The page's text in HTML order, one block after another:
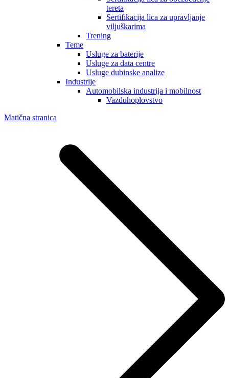
tereta
Sertifikacija lica za upravljanje
viljuškarima
Trening
Teme
Usluge za baterije
Usluge za data centre
Usluge dubinske analize
Industrije
Automobilska industrija i mobilnost
Vazduhoplovstvo
Matična stranica